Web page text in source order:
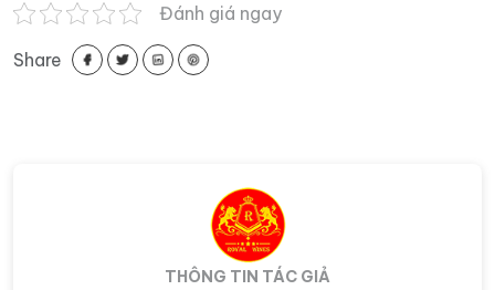
Đánh giá ngay
Share
THÔNG TIN TÁC GIẢ